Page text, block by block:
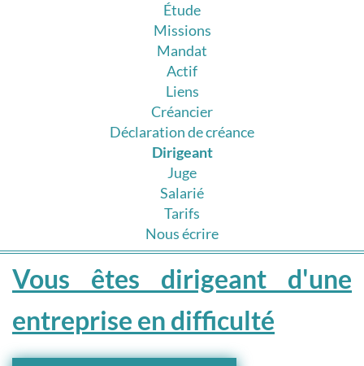
Étude
Missions
Mandat
Actif
Liens
Créancier
Déclaration de créance
Dirigeant
Juge
Salarié
Tarifs
Nous écrire
Vous êtes dirigeant d'une
entreprise en difficulté